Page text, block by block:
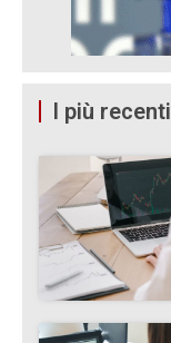
I più recenti